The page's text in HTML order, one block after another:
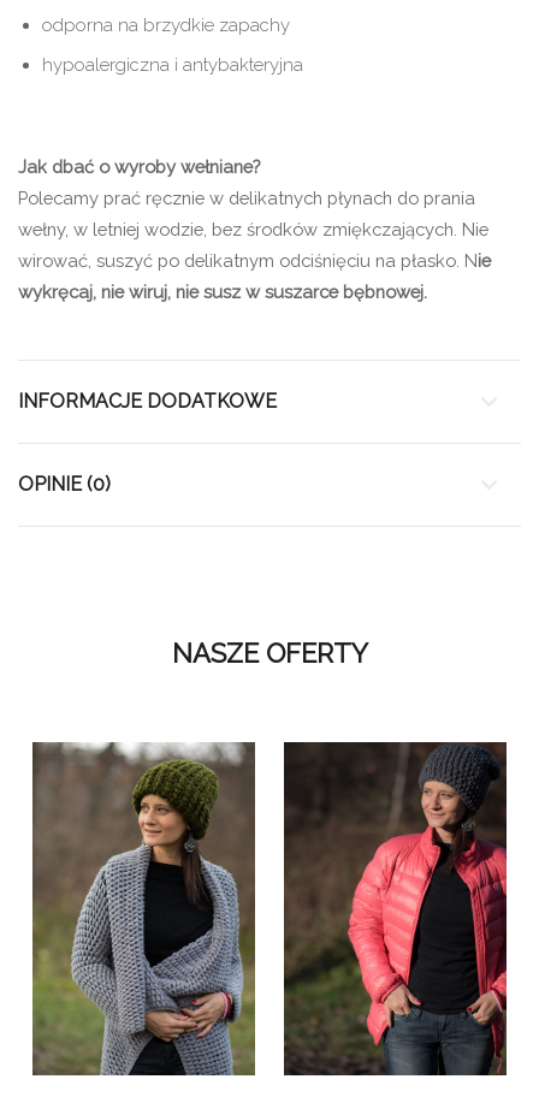
odporna na brzydkie zapachy
hypoalergiczna i antybakteryjna
Jak dbać o wyroby wełniane?
Polecamy prać ręcznie w delikatnych płynach do prania
wełny, w letniej wodzie, bez środków zmiękczających. Nie
wirować, suszyć po delikatnym odciśnięciu na płasko. Nie
wykręcaj, nie wiruj, nie susz w suszarce bębnowej.
INFORMACJE DODATKOWE
OPINIE (0)
NASZE OFERTY